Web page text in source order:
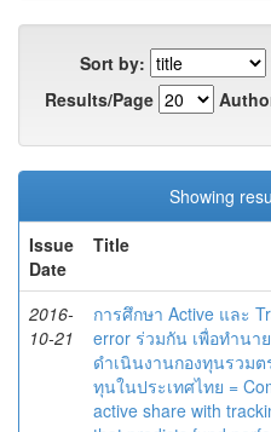
Sort by:
Results/Page
Showing
Issue
Date
Title
2016-
10-21
การศึกษา Active และ
error ร่วมกัน เพื่อทำนา
ดำเนินงานกองทุนรวมต
ทุนในประเทศไทย =
active share with